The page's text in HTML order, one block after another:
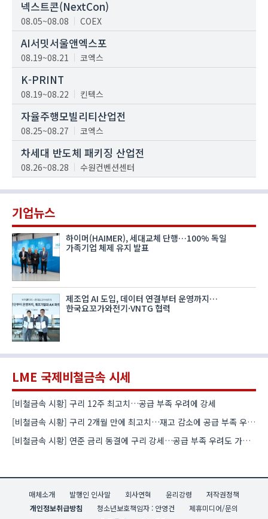
넥스트콘(NextCon)
08.05~08.08 COEX
AI서밋서울앤엑스포
08.19~08.21 코엑스
K-PRINT
08.19~08.22 킨텍스
자율주행모빌리티산업전
08.25~08.27 코엑스
차세대 반도체 패키징 산업전
08.26~08.28 수원컨벤션센터
기업뉴스
하이머(HAIMER), 세대교체 단행…100% 독일
가족기업 체제 유지 발표
제조업 AI 도입, 데이터 연결부터 운영까지…
한국요꼬가와전기·VNTG 협력
LME 국제비철금속 시세
[비철금속 시황] 구리 12주 최고치…공급 부족 우려에 강세
[비철금속 시황] 구리 2개월 만에 최고치…재고 감소에 공급 부족 우려 확대
[비철금속 시황] 연준 금리 동결에 구리 강세…공급 부족 우려도 가격 지지
매체소개 발행인 인사말 회사연혁 윤리강령
저작권정책
개인정보취급방침
청소년보호책임자 : 안영건
제휴미디어/문의